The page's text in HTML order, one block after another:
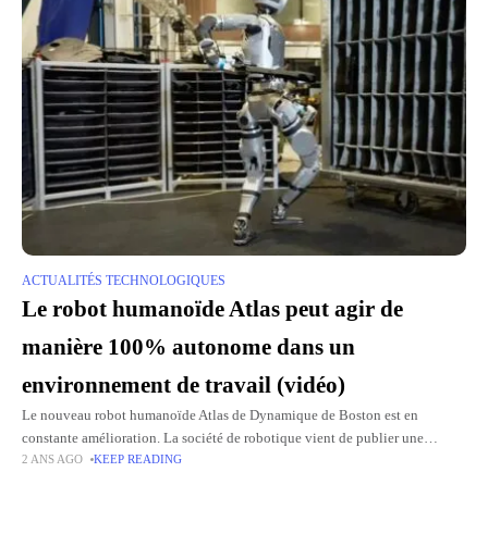
ACTUALITÉS TECHNOLOGIQUES
Le robot humanoïde Atlas peut agir de
manière 100% autonome dans un
environnement de travail (vidéo)
Le nouveau robot humanoïde Atlas de Dynamique de Boston est en
constante amélioration. La société de robotique vient de publier une
nouvelle vidéo montrant la capacité du robot à déplacer
2 ANS AGO KEEP READING